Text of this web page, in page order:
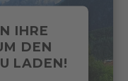
IHRE
DEN
LADEN!